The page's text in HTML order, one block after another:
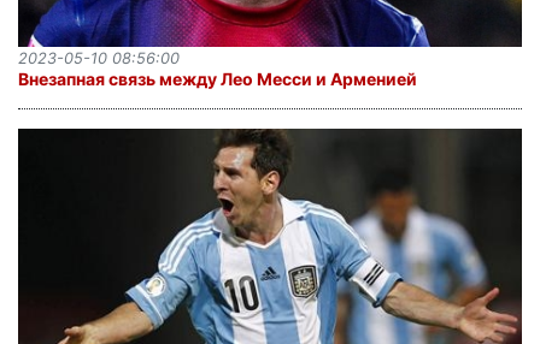
Внезапная связь между Лео Месси и Арменией
2023-05-10 08:56:00